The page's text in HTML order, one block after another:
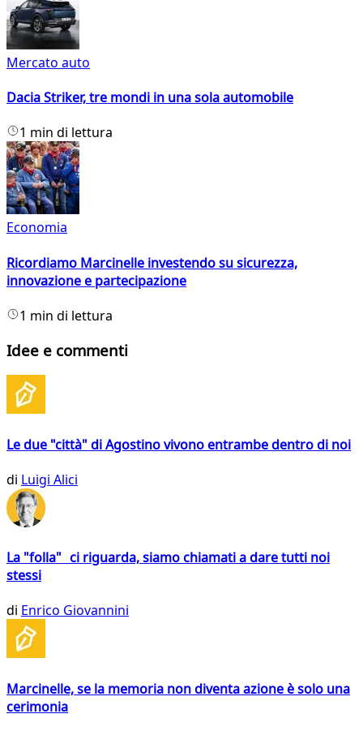
Mercato auto
Dacia Striker, tre mondi in una sola automobile
1 min di lettura
Economia
Ricordiamo Marcinelle investendo su sicurezza,
innovazione e partecipazione
1 min di lettura
Idee e commenti
Le due "città" di Agostino vivono entrambe dentro di noi
di Luigi Alici
La "folla" ci riguarda, siamo chiamati a dare tutti noi
stessi
di Enrico Giovannini
Marcinelle, se la memoria non diventa azione è solo una
cerimonia